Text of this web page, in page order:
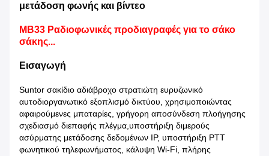
μετάδοση φωνής και βίντεο
MB33 Ραδιοφωνικές προδιαγραφές για το σάκο
σάκης...
Εισαγωγή
Suntor σακίδιο αδιάβροχο στρατιώτη ευρυζωνικό
αυτοδιοργανωτικό εξοπλισμό δικτύου, χρησιμοποιώντας
αφαιρούμενες μπαταρίες, γρήγορη αποσύνδεση πλοήγησης
σχεδιασμό διεπαφής πλέγμα,υποστήριξη διμερούς
ασύρματης μετάδοσης δεδομένων IP, υποστήριξη PTT
φωνητικού τηλεφωνήματος, κάλυψη Wi-Fi, πλήρης